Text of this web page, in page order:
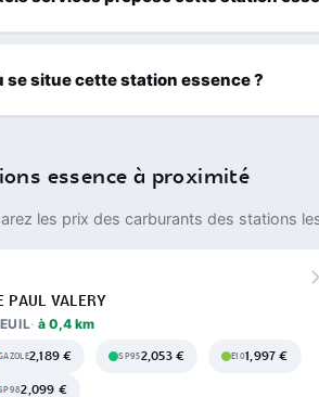
se situe cette station essence ?
essence à proximité
les prix des carburants des stations
PAUL VALERY
à 0,4 km
2,189 € SP952,053 € E101,997 €
2,099 €